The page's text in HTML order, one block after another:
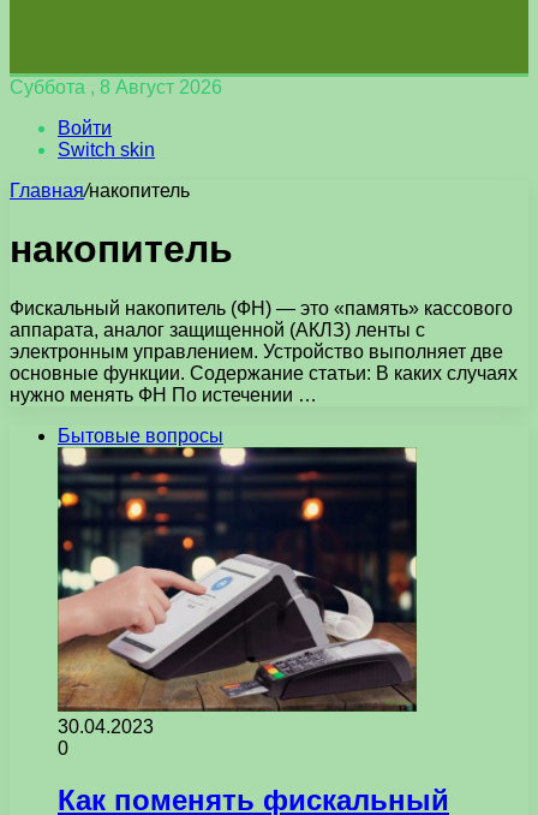
Суббота , 8 Август 2026
Войти
Switch skin
Главная/накопитель
накопитель
Фискальный накопитель (ФН) — это «память» кассового
аппарата, аналог защищенной (АКЛЗ) ленты с
электронным управлением. Устройство выполняет две
основные функции. Содержание статьи: В каких случаях
нужно менять ФН По истечении …
Бытовые вопросы
30.04.2023
0
Как поменять фискальный